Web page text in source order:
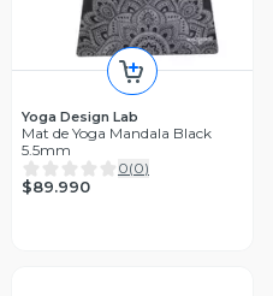
Yoga Design Lab
Mat de Yoga Mandala Black
5.5mm
0(0)
$89.990